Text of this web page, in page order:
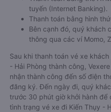
tuyến (Internet Banking).
Thanh toán bằng hình
Bên cạnh đó, quý khách
thông qua các ví Momo,
Sau khi thanh toán vé xe
- Hải Phòng thành công,
nhận thành công đến số điện
đăng ký. Đến ngày đi, quý
trước 30 phút giờ khởi hành để
tình trạng vé xe đi Kiến Thụy -